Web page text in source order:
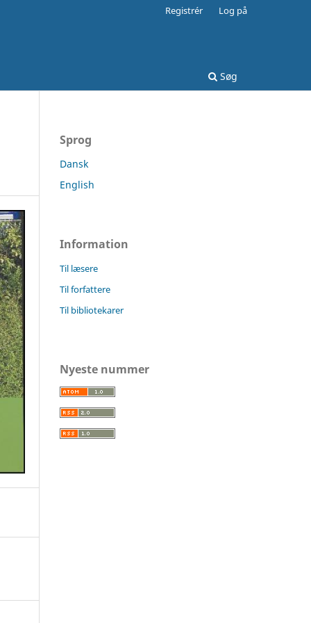
Søg
Registrér Log på
Sprog
Dansk
English
Information
Til læsere
Til forfattere
Til bibliotekarer
Nyeste nummer